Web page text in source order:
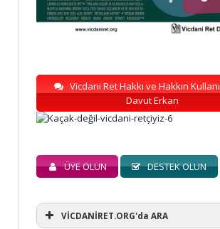
Vicdani Ret Hakkı ve Hakkın
Davut Erkan
ÜYE OLUN DESTEK OLUN
VİCDANİRET.ORG'da ARA